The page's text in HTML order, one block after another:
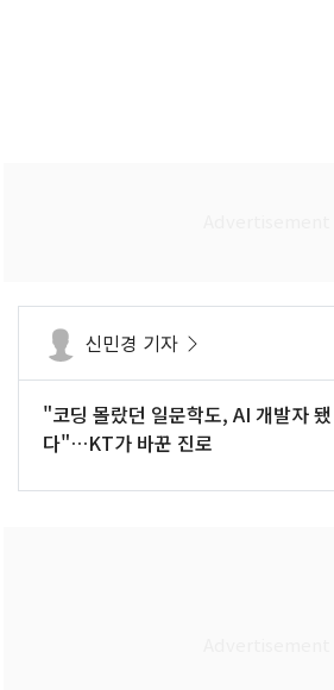
신민경 기자
"코딩 몰랐던 일문학도, AI 개발자 됐
다"…KT가 바꾼 진로